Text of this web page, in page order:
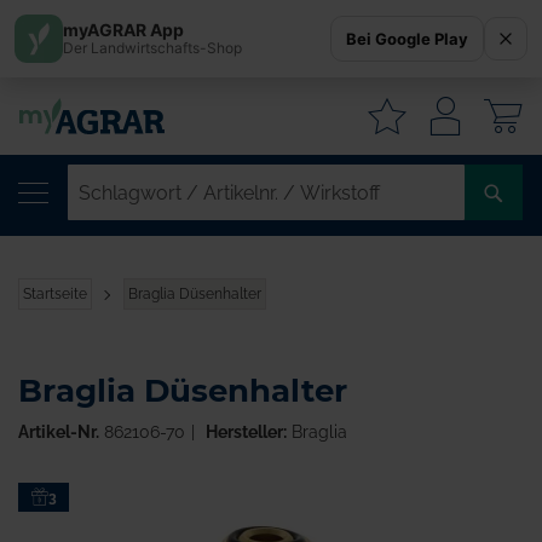
Startseite Braglia Düsenhalter
Zum3
Braglia Düsenhalter
Artikel-Nr. 862106-70 Hersteller:Braglia
myAGRAR App
Der Landwirtschafts-Shop Bei Google Play